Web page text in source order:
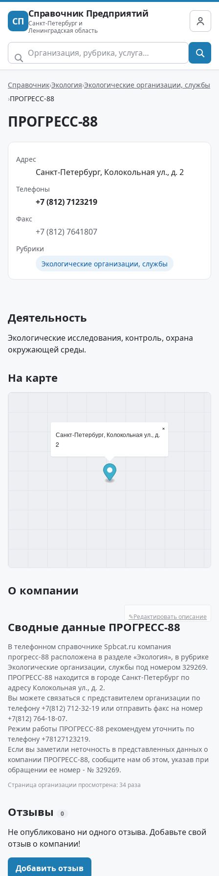
СП
Справочник Предприятий
Санкт-Петербург и
Ленинградская область
Справочник Экология Экологические организации, службы
ПРОГРЕСС-88
ПРОГРЕСС-88
Адрес
Санкт-Петербург, Колокольная ул., д. 2
Телефоны
+7 (812) 7123219
Факс
+7 (812) 7641807
Рубрики
Экологические организации, службы
Деятельность
Экологические исследования, контроль, охрана
окружающей среды.
На карте
Санкт-Петербург, Колокольная ул., д.
2
×
О компании
✎Редактировать описание
Сводные данные ПРОГРЕСС-88
В телефонном справочнике Spbcat.ru компания
прогресс-88 расположена в разделе «Экология», в рубрике
Экологические организации, службы под номером 329269.
ПРОГРЕСС-88 находится в городе Санкт-Петербург по
адресу Колокольная ул., д. 2.
Вы можете связаться с представителем организации по
телефону +7(812) 712-32-19 или отправить факс на номер
+7(812) 764-18-07.
Режим работы ПРОГРЕСС-88 рекомендуем уточнить по
телефону +78127123219.
Если вы заметили неточность в представленных данных о
компании ПРОГРЕСС-88, сообщите нам об этом, указав при
обращении ее номер - № 329269.
Страница организации просмотрена: 34 раза
Отзывы 0
Не опубликовано ни одного отзыва. Добавьте свой
отзыв о компании!
Добавить отзыв